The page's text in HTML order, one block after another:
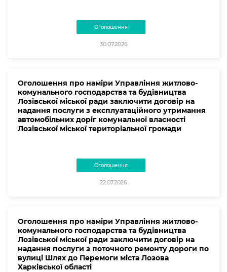
Оголошення
30.07.2026
Оголошення про наміри Управління житлово-
комунального господарства та будівництва
Лозівської міської ради заключити договір на
надання послуги з експлуатаційного утримання
автомобільних доріг комунальної власності
Лозівської міської територіальної громади
Оголошення
22.07.2026
Оголошення про наміри Управління житлово-
комунального господарства та будівництва
Лозівської міської ради заключити договір на
надання послуги з поточного ремонту дороги по
вулиці Шлях до Перемоги міста Лозова
Харківської області